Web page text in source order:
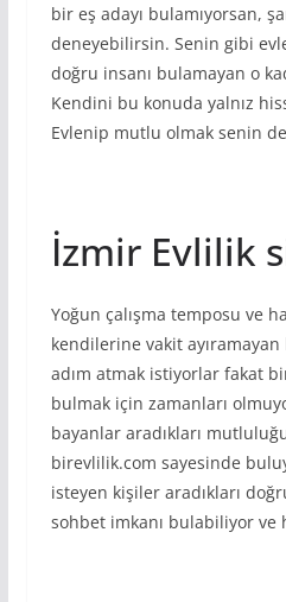
bir eş adayı bulamıyorsan,
deneyebilirsin. Senin gibi
doğru insanı bulamayan o
Kendini bu konuda yalnız
Evlenip mutlu olmak senin
İzmir Evlilik
Yoğun çalışma temposu ve
kendilerine vakit
adım atmak istiyorlar fakat
bulmak için zamanları
bayanlar aradıkları
birevlilik.com sayesinde
isteyen kişiler aradıkları
sohbet imkanı bulabiliyor ve